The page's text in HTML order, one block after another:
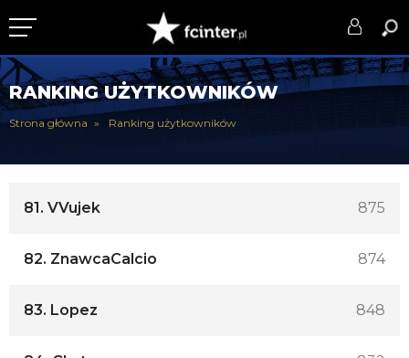
KLUB
DRUŻYNA
RANKING UŻYTKOWNIKÓW
Strona główna Ranking użytkowników
81. VVujek 875
82. ZnawcaCalcio 874
83. Lopez 848